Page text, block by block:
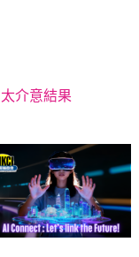
介意結果